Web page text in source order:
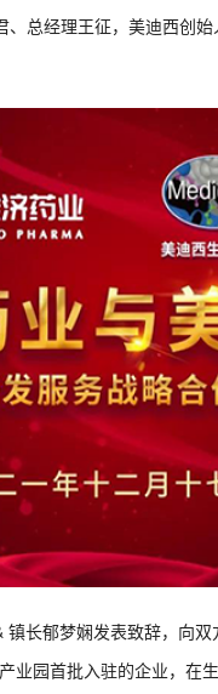
总经理王征，美迪西创
长郁梦娴发表致辞，向
业园首批入驻的企业，在